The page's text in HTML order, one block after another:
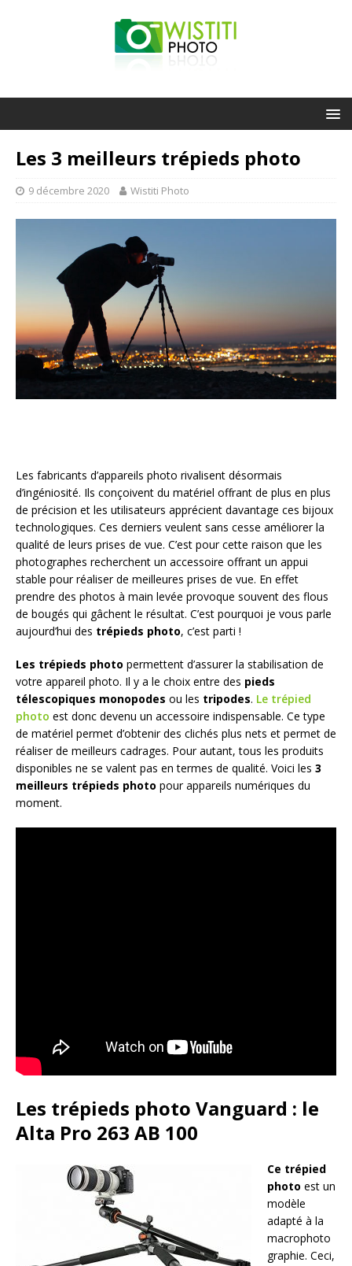
Les 3 meilleurs trépieds photo
9 décembre 2020 Wistiti Photo
Les fabricants d’appareils photo rivalisent désormais
d’ingéniosité. Ils conçoivent du matériel offrant de plus en plus
de précision et les utilisateurs apprécient davantage ces bijoux
technologiques. Ces derniers veulent sans cesse améliorer la
qualité de leurs prises de vue. C’est pour cette raison que les
photographes recherchent un accessoire offrant un appui
stable pour réaliser de meilleures prises de vue. En effet
prendre des photos à main levée provoque souvent des flous
de bougés qui gâchent le résultat. C’est pourquoi je vous parle
aujourd’hui des trépieds photo, c’est parti !
Les trépieds photo permettent d’assurer la stabilisation de
votre appareil photo. Il y a le choix entre des pieds
télescopiques monopodes ou les tripodes. Le trépied
photo est donc devenu un accessoire indispensable. Ce type
de matériel permet d’obtenir des clichés plus nets et permet de
réaliser de meilleurs cadrages. Pour autant, tous les produits
disponibles ne se valent pas en termes de qualité. Voici les 3
meilleurs trépieds photo pour appareils numériques du
moment.
Les trépieds photo Vanguard : le
Alta Pro 263 AB 100
Ce trépied
photo est un
modèle
adapté à la
macrophoto
graphie. Ceci,